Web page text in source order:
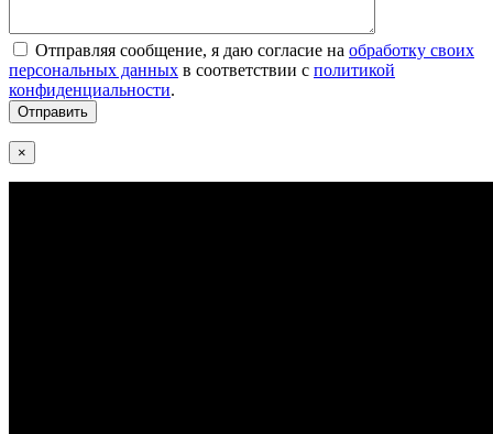
Отправляя сообщение, я даю согласие на обработку своих
персональных данных в соответствии с политикой
конфиденциальности.
×